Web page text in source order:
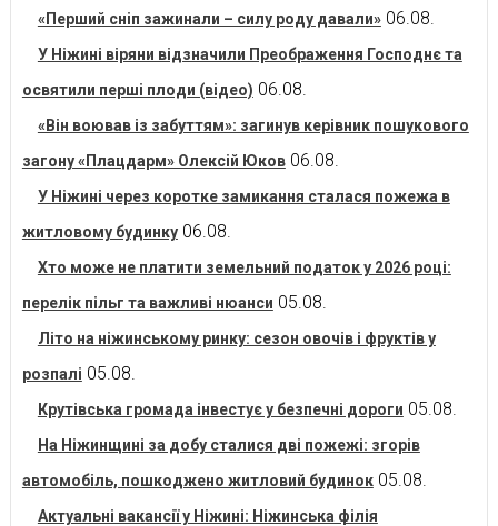
«Перший сніп зажинали – силу роду давали» 06.08.
У Ніжині віряни відзначили Преображення Господнє та
освятили перші плоди (відео) 06.08.
«Він воював із забуттям»: загинув керівник пошукового
загону «Плацдарм» Олексій Юков 06.08.
У Ніжині через коротке замикання сталася пожежа в
житловому будинку 06.08.
Хто може не платити земельний податок у 2026 році:
перелік пільг та важливі нюанси 05.08.
Літо на ніжинському ринку: сезон овочів і фруктів у
розпалі 05.08.
Крутівська громада інвестує у безпечні дороги 05.08.
На Ніжинщині за добу сталися дві пожежі: згорів
автомобіль, пошкоджено житловий будинок 05.08.
Актуальні вакансії у Ніжині: Ніжинська філія